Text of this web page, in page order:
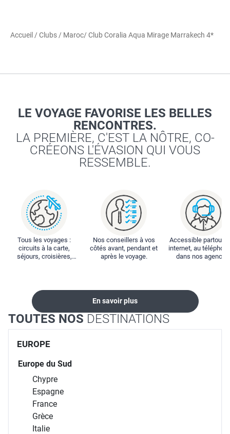
Accueil /Clubs / Maroc/ Club Coralia Aqua Mirage Marrakech 4*
LE VOYAGE FAVORISE LES BELLES
RENCONTRES.
LA PREMIÈRE, C'EST LA NÔTRE, CO-
CRÉEONS L'ÉVASION QUI VOUS
RESSEMBLE.
Tous les voyages :
circuits à la carte,
séjours, croisières,
Nos conseillers à vos
côtés avant, pendant et
après le voyage.
Accessible partout :
internet, au
dans nos
En savoir plus
TOUTES NOS DESTINATIONS
EUROPE
Europe du Sud
Chypre
Espagne
France
Grèce
Italie